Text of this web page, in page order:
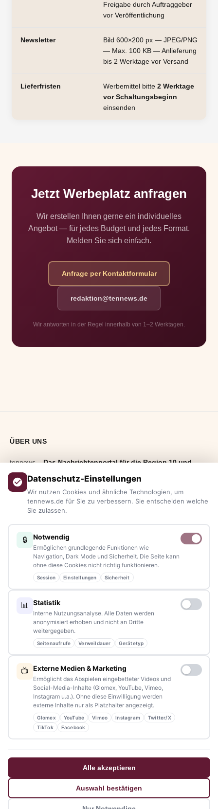
Freigabe durch Auftraggeber
vor Veröffentlichung
Newsletter
Bild 600×200 px — JPEG/PNG
— Max. 100 KB — Anlieferung
bis 2 Werktage vor Versand
Lieferfristen Werbemittel bitte 2 Werktage
vor Schaltungsbeginn
einsenden
Jetzt Werbeplatz anfragen
Wir erstellen Ihnen gerne ein individuelles
Angebot — für jedes Budget und jedes Format.
Melden Sie sich einfach.
Anfrage per Kontaktformular
redaktion@tennews.de
Wir antworten in der Regel innerhalb von 1–2 Werktagen.
ÜBER UNS
tennews –Das Nachrichtenportal für die Region 10 und
Bayern.
Aktuelle News, Hintergründe, Service und Freizeittipps
aus allen Regionen, Städten und Landkreisen.
Blaulicht, von Kultur bis Sport, von Alltagstipps bis
Veranstaltungen– immer aktuell, immer aus Ihrer Nähe.
Sie haben ein Thema, spannende Fotos oder Videos, oder
kennen eine Geschichte, die erzählt werden sollte?
Schreiben Sie uns – gemeinsam mit unseren Leserinnen und
Lesern bleiben wir am Puls der Zeit.
Partnerschaften:info@tennews.de
Redaktion:redaktion@tennews.de
NAVIGATION
Stellenanzeigen
Datenschutzerklärung
Datenschutz-Einstellungen
Wir nutzen Cookies und ähnliche Technologien, um
tennews.de für Sie zu verbessern. Sie entscheiden welche
Sie zulassen.
🔒 Notwendig
Ermöglichen grundlegende Funktionen wie
Navigation, Dark Mode und Sicherheit. Die Seite kann
ohne diese Cookies nicht richtig funktionieren.
Session Einstellungen Sicherheit
📊 Statistik
Interne Nutzungsanalyse. Alle Daten werden
anonymisiert erhoben und nicht an Dritte
weitergegeben.
Seitenaufrufe Verweildauer Gerätetyp
📺 Externe Medien & Marketing
Ermöglicht das Abspielen eingebetteter Videos und
Social-Media-Inhalte (Glomex, YouTube, Vimeo,
Instagram u.a.). Ohne diese Einwilligung werden
externe Inhalte nur als Platzhalter angezeigt.
Glomex YouTube Vimeo Instagram
Twitter/X
TikTok
Facebook
Alle akzeptieren
Auswahl bestätigen